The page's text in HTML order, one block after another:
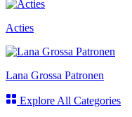
Acties
Lana Grossa Patronen
Explore All Categories